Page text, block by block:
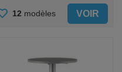
AJOUTER
12 modèles VOIR